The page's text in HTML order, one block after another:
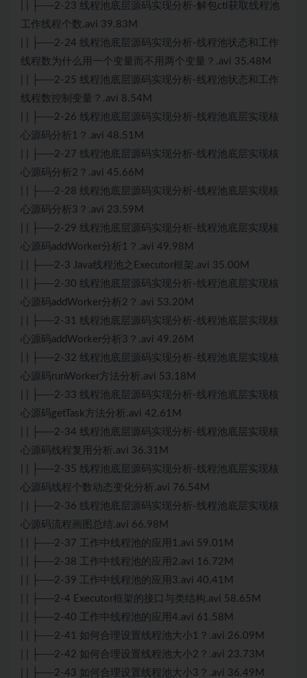
| | ├──2-23 线程池底层源码实现分析-解包ctl获取线程池
工作线程个数.avi 39.83M
| | ├──2-24 线程池底层源码实现分析-线程池状态和工作
线程数为什么用一个变量而不用两个变量？.avi 35.48M
| | ├──2-25 线程池底层源码实现分析-线程池状态和工作
线程数控制变量？.avi 8.54M
| | ├──2-26 线程池底层源码实现分析-线程池底层实现核
心源码分析1？.avi 48.51M
| | ├──2-27 线程池底层源码实现分析-线程池底层实现核
心源码分析2？.avi 45.66M
| | ├──2-28 线程池底层源码实现分析-线程池底层实现核
心源码分析3？.avi 23.59M
| | ├──2-29 线程池底层源码实现分析-线程池底层实现核
心源码addWorker分析1？.avi 49.98M
| | ├──2-3 Java线程池之Executor框架.avi 35.00M
| | ├──2-30 线程池底层源码实现分析-线程池底层实现核
心源码addWorker分析2？.avi 53.20M
| | ├──2-31 线程池底层源码实现分析-线程池底层实现核
心源码addWorker分析3？.avi 49.26M
| | ├──2-32 线程池底层源码实现分析-线程池底层实现核
心源码runWorker方法分析.avi 53.18M
| | ├──2-33 线程池底层源码实现分析-线程池底层实现核
心源码getTask方法分析.avi 42.61M
| | ├──2-34 线程池底层源码实现分析-线程池底层实现核
心源码线程复用分析.avi 36.31M
| | ├──2-35 线程池底层源码实现分析-线程池底层实现核
心源码线程个数动态变化分析.avi 76.54M
| | ├──2-36 线程池底层源码实现分析-线程池底层实现核
心源码流程画图总结.avi 66.98M
| | ├──2-37 工作中线程池的应用1.avi 59.01M
| | ├──2-38 工作中线程池的应用2.avi 16.72M
| | ├──2-39 工作中线程池的应用3.avi 40.41M
| | ├──2-4 Executor框架的接口与类结构.avi 58.65M
| | ├──2-40 工作中线程池的应用4.avi 61.58M
| | ├──2-41 如何合理设置线程池大小1？.avi 26.09M
| | ├──2-42 如何合理设置线程池大小2？.avi 23.73M
| | ├──2-43 如何合理设置线程池大小3？.avi 36.49M